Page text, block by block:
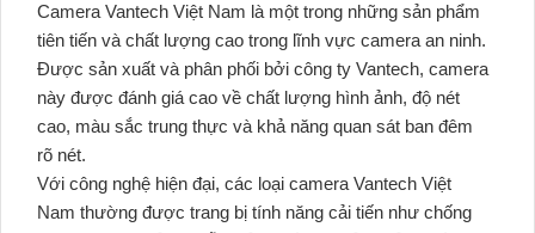
Camera Vantech Việt Nam là một trong những sản phẩm
tiên tiến và chất lượng cao trong lĩnh vực camera an ninh.
Được sản xuất và phân phối bởi công ty Vantech, camera
này được đánh giá cao về chất lượng hình ảnh, độ nét
cao, màu sắc trung thực và khả năng quan sát ban đêm
rõ nét.
Với công nghệ hiện đại, các loại camera Vantech Việt
Nam thường được trang bị tính năng cải tiến như chống